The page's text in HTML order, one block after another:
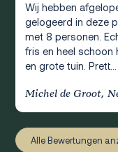
Wij hebben
gelogeerd in deze
met 8 personen.
fris en heel schoon
en grote tuin. Prett...
Michel de Groot,
Alle Bewertungen